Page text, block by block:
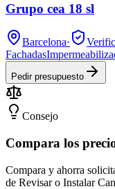
Grupo cea 18 sl
Barcelona·
Fachadas
Pedir presupuesto
Consejo
Compara los
Compara y ahorra
de Revisar o Instalar